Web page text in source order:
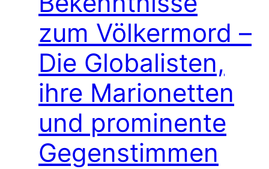
zum Völkermord –
Die Globalisten,
ihre Marionetten
und prominente
Gegenstimmen